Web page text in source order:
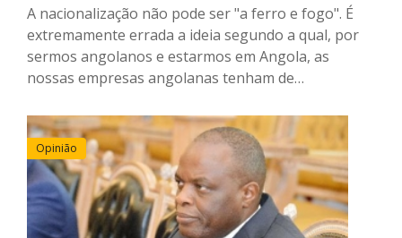
A nacionalização não pode ser "a ferro e fogo". É
extremamente errada a ideia segundo a qual, por
sermos angolanos e estarmos em Angola, as
nossas empresas angolanas tenham de…
Opinião